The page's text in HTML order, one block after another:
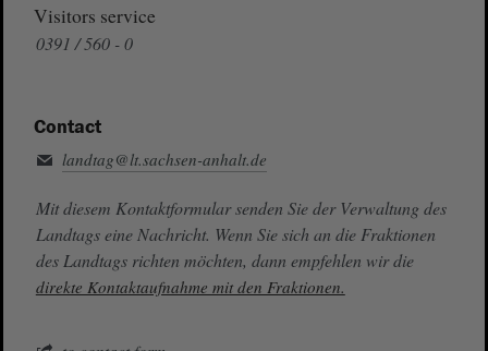
Visitors service
0391 / 560 - 0
Contact
landtag@lt.sachsen-anhalt.de
Mit diesem Kontaktformular senden Sie der Verwaltung des
Landtags eine Nachricht. Wenn Sie sich an die Fraktionen
des Landtags richten möchten, dann empfehlen wir die
direkte Kontaktaufnahme mit den Fraktionen.